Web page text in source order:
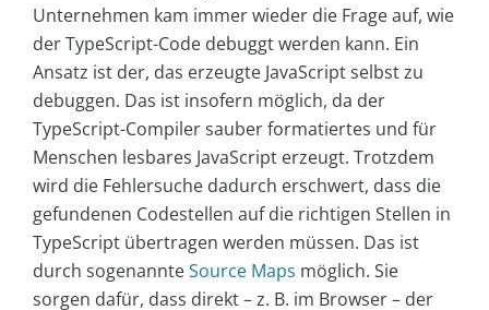
Unternehmen kam immer wieder die Frage auf, wie
der TypeScript-Code debuggt werden kann. Ein
Ansatz ist der, das erzeugte JavaScript selbst zu
debuggen. Das ist insofern möglich, da der
TypeScript-Compiler sauber formatiertes und für
Menschen lesbares JavaScript erzeugt. Trotzdem
wird die Fehlersuche dadurch erschwert, dass die
gefundenen Codestellen auf die richtigen Stellen in
TypeScript übertragen werden müssen. Das ist
durch sogenannteSource Maps möglich. Sie
sorgen dafür, dass direkt – z. B. im Browser – der